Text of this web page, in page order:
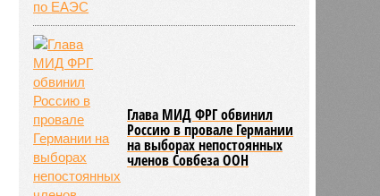
Глава МИД ФРГ обвинил
Россию в провале Германии
на выборах непостоянных
членов Совбеза ООН